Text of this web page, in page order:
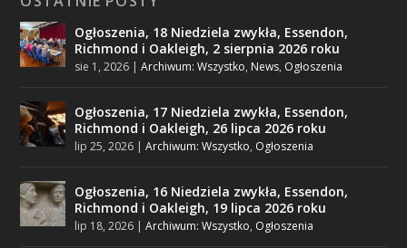
Ogłoszenia, 18 Niedziela zwykła, Essendon,
Richmond i Oakleigh, 2 sierpnia 2026 roku
sie 1, 2026 |Archiwum: Wszystko, News, Ogłoszenia
Ogłoszenia, 17 Niedziela zwykła, Essendon,
Richmond i Oakleigh, 26 lipca 2026 roku
lip 25, 2026 |Archiwum: Wszystko, Ogłoszenia
Ogłoszenia, 16 Niedziela zwykła, Essendon,
Richmond i Oakleigh, 19 lipca 2026 roku
lip 18, 2026 |Archiwum: Wszystko, Ogłoszenia